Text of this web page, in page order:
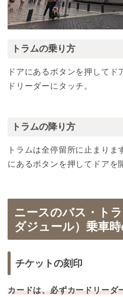
トラムの乗り方
ドアにあるボタンを押してド
ドリーダーにタッチ。
トラムの降り方
トラムは全停留所に止まりま
にあるボタンを押してドアを
ニースのバス・ト
ダジュール）乗車
チケットの刻印
カードは、必ずカードリーダ
当サイ